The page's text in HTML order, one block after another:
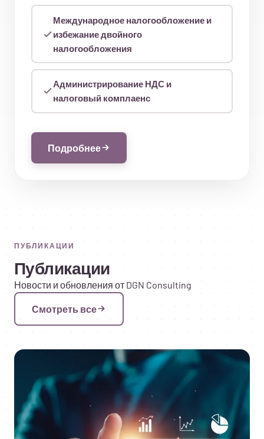
Международное налогообложение и
избежание двойного
налогообложения
Администрирование НДС и
налоговый комплаенс
Подробнее
- Налоговый консалтинг
ПУБЛИКАЦИИ
Публикации
Новости и обновления от DGN Consulting
Смотреть все